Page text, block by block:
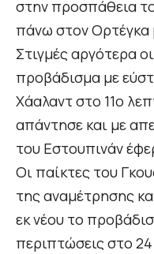
στην προσπάθεια
πάνω στον Ορτέγκα
Στιγμές αργότερα
προβάδισμα με
Χάαλαντ στο 11ο
απάντησε και με
του Εστουπινάν
Οι παίκτες του
της αναμέτρησης
εκ νέου το
περιπτώσεις στο